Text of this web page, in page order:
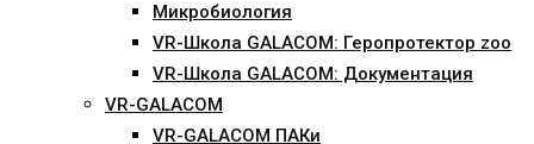
Микробиология
VR-Школа GALACOM: Геропротектор zoo
VR-Школа GALACOM: Документация
VR-GALACOM
VR-GALACOM ПАКи